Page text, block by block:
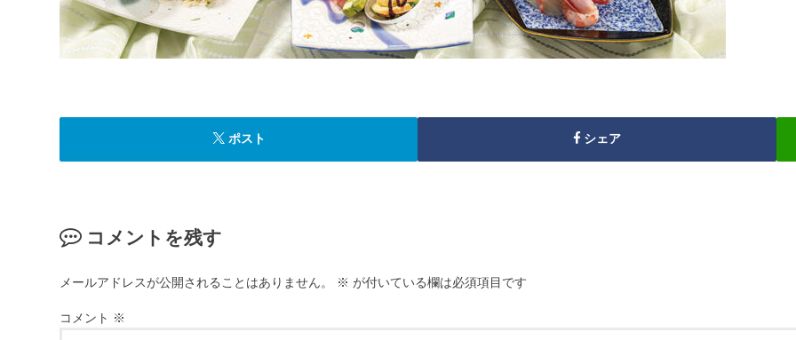
ポスト シェア
コメントを残す
メールアドレスが公開されることはありません。 ※ が付いている欄は必須項目です
コメント ※